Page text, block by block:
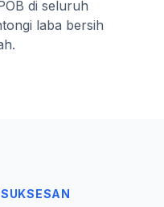
di seluruh
laba bersih